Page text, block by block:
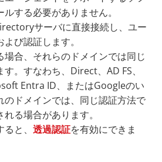
する必要がありません。
サーバに直接接続し、ユー
び認証します。
合、それらのドメインでは同じ
。すなわち、Direct、AD FS、
Entra ID、またはGoogleのい
のドメインでは、同じ認証方法で
る場合があります。
と、 透過認証を有効にできま